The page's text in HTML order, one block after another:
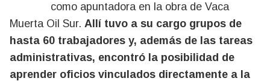
como apuntadora en la obra de Vaca
Muerta Oil Sur. Allí tuvo a su cargo grupos de
hasta 60 trabajadores y, además de las tareas
administrativas, encontró la posibilidad de
aprender oficios vinculados directamente a la